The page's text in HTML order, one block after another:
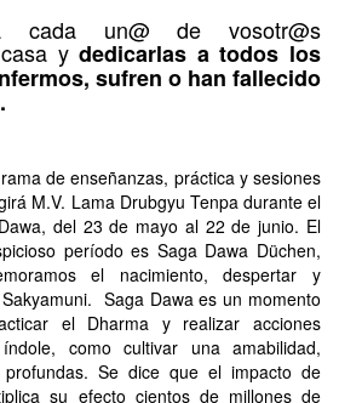
cada un@ de vosotr@s
casa ydedicarlas a todos los
sufren o han fallecido
de enseñanzas, práctica y sesiones
M.V. Lama Drubgyu Tenpa durante el
del 23 de mayo al 22 de junio. El
período es Saga Dawa Düchen,
el nacimiento, despertar y
Saga Dawa es un momento
el Dharma y realizar acciones
como cultivar una amabilidad,
Se dice que el impacto de
su efecto cientos de millones de